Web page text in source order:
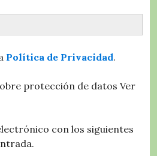
Política de Privacidad.
protección de datos Ver
con los siguientes